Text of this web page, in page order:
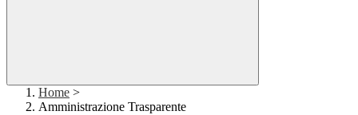
Home >
Amministrazione Trasparente